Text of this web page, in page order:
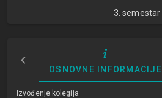
3. semestar
OSNOVNE INFORMACIJE
Izvođenje kolegija